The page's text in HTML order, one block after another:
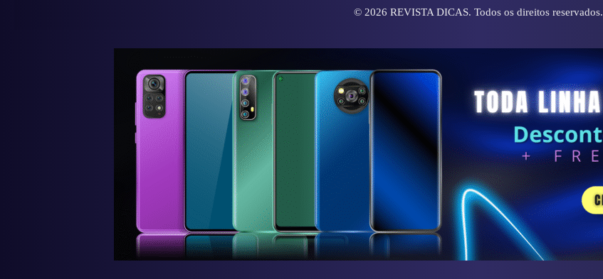
© 2026 REVISTA DICAS. Todos os direitos reservados.